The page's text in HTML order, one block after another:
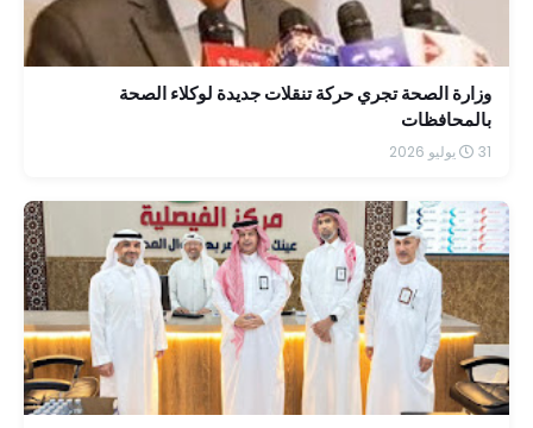
وزارة الصحة تجري حركة تنقلات جديدة لوكلاء الصحة
بالمحافظات
31 يوليو 2026